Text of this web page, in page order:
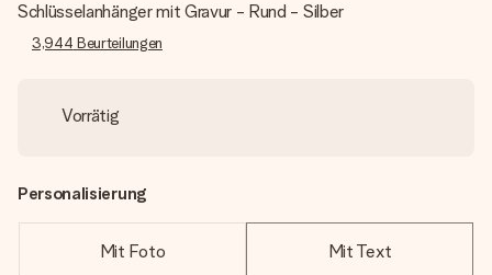
Schlüsselanhänger mit Gravur - Rund - Silber
3,944 Beurteilungen
Vorrätig
Personalisierung
Mit Foto Mit Text